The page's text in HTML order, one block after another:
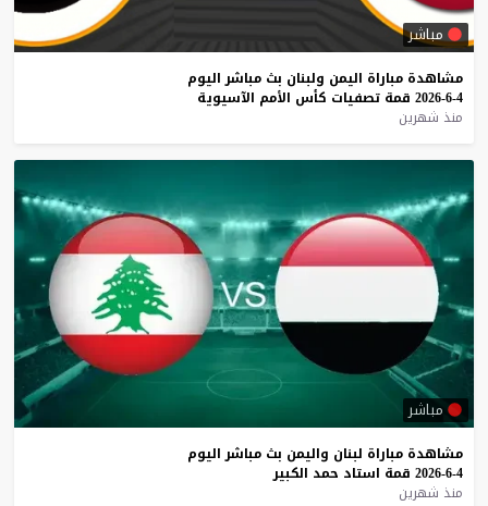
مباشر
مشاهدة مباراة اليمن ولبنان بث مباشر اليوم
4-6-2026
قمة تصفيات كأس الأمم الآسيوية
منذ شهرين
مباشر
مشاهدة مباراة لبنان واليمن بث مباشر اليوم
4-6-2026
قمة استاد حمد الكبير
منذ شهرين